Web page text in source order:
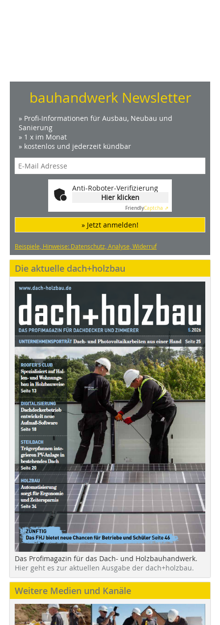
bauhandwerk Newsletter
» Profi-Informationen für Ausbau, Neubau und
Sanierung
» 1 x im Monat
» kostenlos und jederzeit kündbar
Anti-Roboter-Verifizierung
Hier klicken
FriendlyCaptcha ⇗
» Jetzt anmelden!
Beispiele, Hinweise: Datenschutz, Analyse, Widerruf
Die aktuelle dach+holzbau
Das Profimagazin für das Dach- und Holzbauhandwerk.
Hier geht es zur aktuellen Ausgabe der dach+holzbau.
Weitere Medien und Kanäle